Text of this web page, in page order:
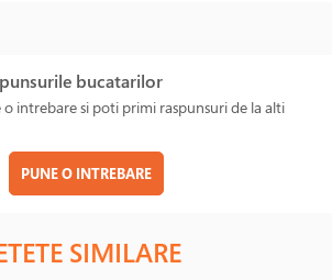
bucatarilor
intrebare si poti primi raspunsuri de la alti
PUNE O INTREBARE
SIMILARE